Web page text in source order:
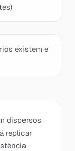
existem e
dispersos
replicar